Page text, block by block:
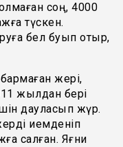
соң, 4000
түскен.
бел буып отыр,
жері,
жылдан бері
дауласып жүр.
иемденіп
салған. Яғни